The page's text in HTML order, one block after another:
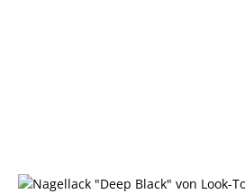
Produktgalerie überspringen